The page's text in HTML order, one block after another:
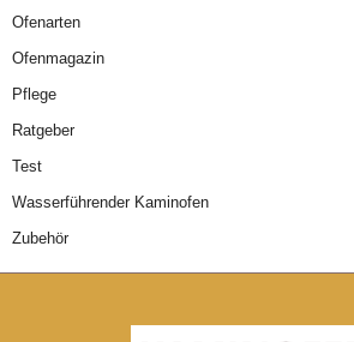
Ofenarten
Ofenmagazin
Pflege
Ratgeber
Test
Wasserführender Kaminofen
Zubehör